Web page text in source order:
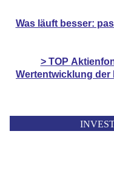
Was läuft besser:
> TOP
Wertentwicklung der